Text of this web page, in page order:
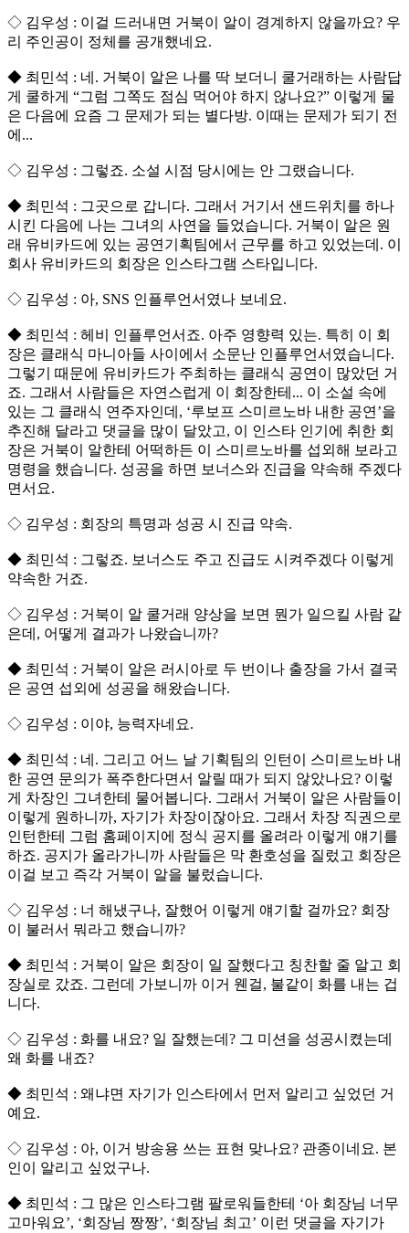
◇ 김우성 : 이걸 드러내면 거북이 알이 경계하지 않을까요? 우
리 주인공이 정체를 공개했네요.
◆ 최민석 : 네. 거북이 알은 나를 딱 보더니 쿨거래하는 사람답
게 쿨하게 “그럼 그쪽도 점심 먹어야 하지 않나요?” 이렇게 물
은 다음에 요즘 그 문제가 되는 별다방. 이때는 문제가 되기 전
에...
◇ 김우성 : 그렇죠. 소설 시점 당시에는 안 그랬습니다.
◆ 최민석 : 그곳으로 갑니다. 그래서 거기서 샌드위치를 하나
시킨 다음에 나는 그녀의 사연을 들었습니다. 거북이 알은 원
래 유비카드에 있는 공연기획팀에서 근무를 하고 있었는데. 이
회사 유비카드의 회장은 인스타그램 스타입니다.
◇ 김우성 : 아, SNS 인플루언서였나 보네요.
◆ 최민석 : 헤비 인플루언서죠. 아주 영향력 있는. 특히 이 회
장은 클래식 마니아들 사이에서 소문난 인플루언서였습니다.
그렇기 때문에 유비카드가 주최하는 클래식 공연이 많았던 거
죠. 그래서 사람들은 자연스럽게 이 회장한테... 이 소설 속에
있는 그 클래식 연주자인데, ‘루보프 스미르노바 내한 공연’을
추진해 달라고 댓글을 많이 달았고, 이 인스타 인기에 취한 회
장은 거북이 알한테 어떡하든 이 스미르노바를 섭외해 보라고
명령을 했습니다. 성공을 하면 보너스와 진급을 약속해 주겠다
면서요.
◇ 김우성 : 회장의 특명과 성공 시 진급 약속.
◆ 최민석 : 그렇죠. 보너스도 주고 진급도 시켜주겠다 이렇게
약속한 거죠.
◇ 김우성 : 거북이 알 쿨거래 양상을 보면 뭔가 일으킬 사람 같
은데, 어떻게 결과가 나왔습니까?
◆ 최민석 : 거북이 알은 러시아로 두 번이나 출장을 가서 결국
은 공연 섭외에 성공을 해왔습니다.
◇ 김우성 : 이야, 능력자네요.
◆ 최민석 : 네. 그리고 어느 날 기획팀의 인턴이 스미르노바 내
한 공연 문의가 폭주한다면서 알릴 때가 되지 않았나요? 이렇
게 차장인 그녀한테 물어봅니다. 그래서 거북이 알은 사람들이
이렇게 원하니까, 자기가 차장이잖아요. 그래서 차장 직권으로
인턴한테 그럼 홈페이지에 정식 공지를 올려라 이렇게 얘기를
하죠. 공지가 올라가니까 사람들은 막 환호성을 질렀고 회장은
이걸 보고 즉각 거북이 알을 불렀습니다.
◇ 김우성 : 너 해냈구나, 잘했어 이렇게 얘기할 걸까요? 회장
이 불러서 뭐라고 했습니까?
◆ 최민석 : 거북이 알은 회장이 일 잘했다고 칭찬할 줄 알고 회
장실로 갔죠. 그런데 가보니까 이거 웬걸, 불같이 화를 내는 겁
니다.
◇ 김우성 : 화를 내요? 일 잘했는데? 그 미션을 성공시켰는데
왜 화를 내죠?
◆ 최민석 : 왜냐면 자기가 인스타에서 먼저 알리고 싶었던 거
예요.
◇ 김우성 : 아, 이거 방송용 쓰는 표현 맞나요? 관종이네요. 본
인이 알리고 싶었구나.
◆ 최민석 : 그 많은 인스타그램 팔로워들한테 ‘아 회장님 너무
고마워요’, ‘회장님 짱짱’, ‘회장님 최고’ 이런 댓글을 자기가